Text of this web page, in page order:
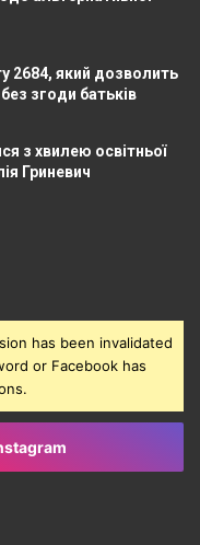
2684, який дозволить
згоди батьків
з хвилею освітньої
Гриневич
has been invalidated
or Facebook has